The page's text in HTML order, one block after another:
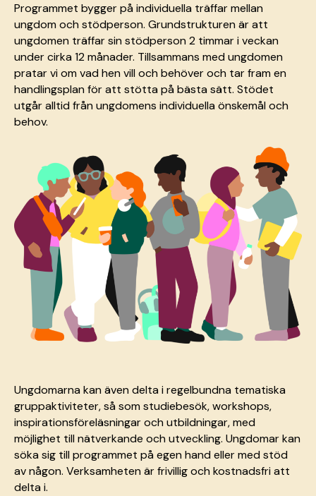
Programmet bygger på individuella träffar mellan
ungdom och stödperson. Grundstrukturen är att
ungdomen träffar sin stödperson 2 timmar i veckan
under cirka 12 månader. Tillsammans med ungdomen
pratar vi om vad hen vill och behöver och tar fram en
handlingsplan för att stötta på bästa sätt. Stödet
utgår alltid från ungdomens individuella önskemål och
behov.
Ungdomarna kan även delta i regelbundna tematiska
gruppaktiviteter, så som studiebesök, workshops,
inspirationsföreläsningar och utbildningar, med
möjlighet till nätverkande och utveckling. Ungdomar kan
söka sig till programmet på egen hand eller med stöd
av någon. Verksamheten är frivillig och kostnadsfri att
delta i.